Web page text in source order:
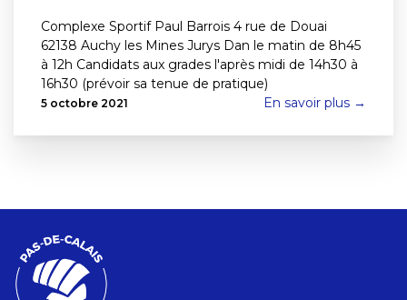
Complexe Sportif Paul Barrois 4 rue de Douai
62138 Auchy les Mines Jurys Dan le matin de 8h45
à 12h Candidats aux grades l'après midi de 14h30 à
16h30 (prévoir sa tenue de pratique)
5 octobre 2021 En savoir plus →